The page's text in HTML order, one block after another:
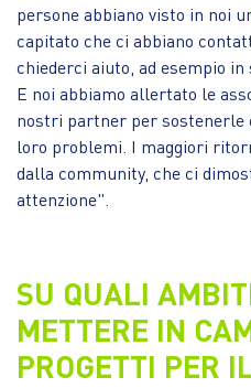
persone abbiano visto in noi
capitato che ci abbiano
chiederci aiuto, ad esempio in
E noi abbiamo allertato le
nostri partner per sostenerle
loro problemi. I maggiori
dalla community, che ci
attenzione".
SU QUALI
METTERE IN
PROGETTI PER